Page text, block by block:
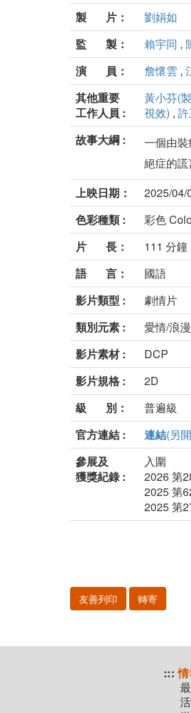
製 片：
劉娟如
監 製：
賴宇同 ,
演 員：
詹懷雲 ,
其他重要
工作人員 :
黃小芬(
視效) ,
故事大綱 :
一個由
絕症的
上映日期：
2025/04/
色彩種類 :
彩色
片 長：
111 分鐘
語 言：
國語
影片類型 :
劇情片
類別元素 :
愛情/浪漫
影片素材 :
DCP
影片規格 :
2D
級 別：
普遍級
官方連結 :
連結(另
參展及
獲獎紀錄 :
入圍
2026 第
2025 第
2025 第
友善列印 轉寄
:::